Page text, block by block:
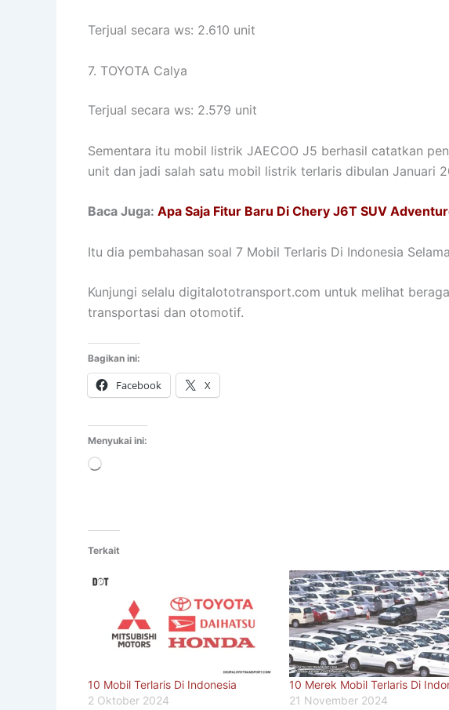
Terjual secara ws: 2.610 unit
7. TOYOTA Calya
Terjual secara ws: 2.579 unit
Sementara itu mobil listrik JAECOO J5 berhasil catatkan
unit dan jadi salah satu mobil listrik terlaris dibulan Januari
Baca Juga: Apa Saja Fitur Baru Di Chery J6T SUV
Itu dia pembahasan soal 7 Mobil Terlaris Di Indonesia
Kunjungi selalu digitalototransport.com untuk melihat
transportasi dan otomotif.
Bagikan ini:
Facebook X
Menyukai ini:
Memuat...
Terkait
10 Mobil Terlaris Di Indonesia
2 Oktober 2024
10 Merek Mobil Terlaris Di
21 November 2024